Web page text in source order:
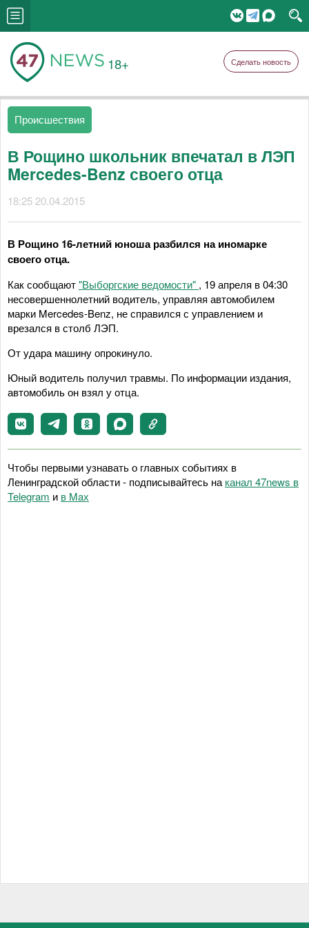
18+ Сделать новость
Происшествия
В Рощино школьник впечатал в ЛЭП
Mercedes-Benz своего отца
18:25 20.04.2015
В Рощино 16-летний юноша разбился на иномарке
своего отца.
Как сообщают"Выборгские ведомости" , 19 апреля в 04:30
несовершеннолетний водитель, управляя автомобилем
марки Mercedes-Benz, не справился с управлением и
врезался в столб ЛЭП.
От удара машину опрокинуло.
Юный водитель получил травмы. По информации издания,
автомобиль он взял у отца.
Чтобы первыми узнавать о главных событиях в
Ленинградской области - подписывайтесь на канал 47news в
Telegram и в Maх